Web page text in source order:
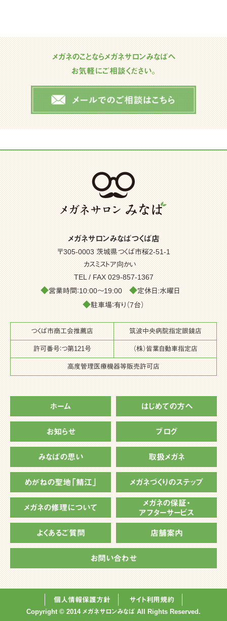
メガネのことならメガネサロンみなばへ
お気軽にご相談ください。
メガネサロンみなばつくば店
〒305-0003 茨城県つくば市桜2-51-1
カスミストア向かい
TEL / FAX 029-857-1367
◆営業時間：10:00～19:00 ◆定休日:水曜日
◆駐車場：有り（7台）
つくば市商工会推薦店 筑波中央病院指定眼鏡店
許可番号：つ第121号 （株）皆葉自動車指定店
高度管理医療機器等販売許可店
ホーム はじめての方へ
お知らせ ブログ
みなばの思い 取扱メガネ
めがねの聖地「鯖江」 メガネづくりのステップ
メガネの修理について
メガネの保証・
アフターサービス
よくあるご質問 店舗案内
お問い合わせ
個人情報保護方針 サイト利用規約
Copyright © 2014 メガネサロンみなば All Rights Reserved.